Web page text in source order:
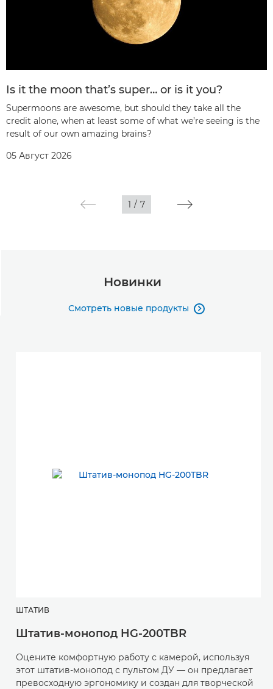
Is it the moon that’s super… or is it you?
Supermoons are awesome, but should they take all the
credit alone, when at least some of what we’re seeing is the
result of our own amazing brains?
05 Август 2026
1 / 7
Новинки
Смотреть новые продукты 
ШТАТИВ
Штатив-монопод HG-200TBR
Оцените комфортную работу с камерой, используя
этот штатив-монопод с пультом ДУ — он предлагает
превосходную эргономику и создан для творческой